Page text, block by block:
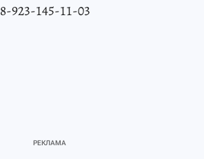
8-923-145-11-03